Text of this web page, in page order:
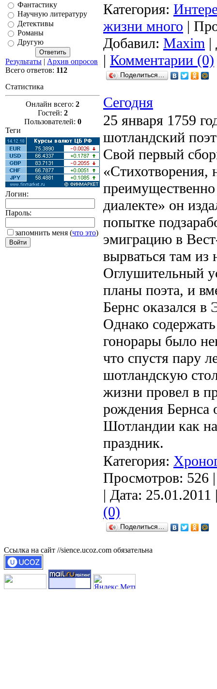
Фантастику
Научную литературу
Детективы
Романы
Другую
Результаты | Архив опросов
Всего ответов: 112
Статистика
Онлайн всего: 2
Гостей: 2
Пользователей: 0
Теги
Логин:
Пароль:
запомнить меня (что это)
Категория:
жизни много |
Добавил: Maxim |
| Комментарии (0)
Поделиться…
Сегодня
25 января 1759
шотландский
Свой первый
«Стихотворения,
диалекте» он
попытке
эмиграцию в
вырваться там
Оглушительный
планы поэта, и
Бернс оказался в
Однако
гонорары было
что спустя пару
шотландскую
жизни провел в
рождения Бернса
Шотландии как
праздник.
Категория:
Просмотров: 526
| Дата: 25.01.2011
(0)
Поделиться…
Ссылка на сайт //sience.ucoz.com обязательна